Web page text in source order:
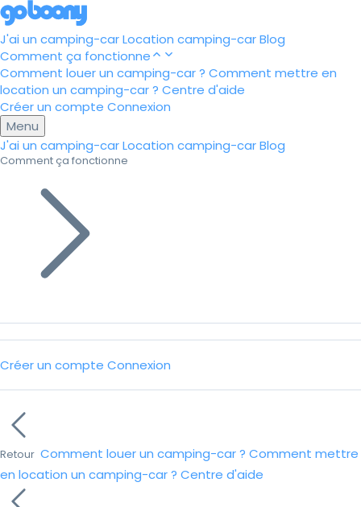
J'ai un camping-carLocation camping-carBlog
Comment ça fonctionne
Comment louer un camping-car ? Comment mettre en
location un camping-car ? Centre d'aide
Créer un compte Connexion
Menu
J'ai un camping-carLocation camping-carBlog
Comment ça fonctionne
Créer un compte Connexion
Retour Comment louer un camping-car ? Comment mettre
en location un camping-car ? Centre d'aide